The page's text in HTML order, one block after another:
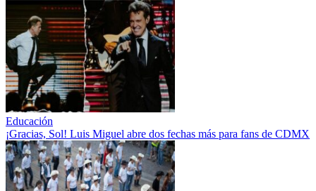
Educación
¡Gracias, Sol! Luis Miguel abre dos fechas más para fans de CDMX